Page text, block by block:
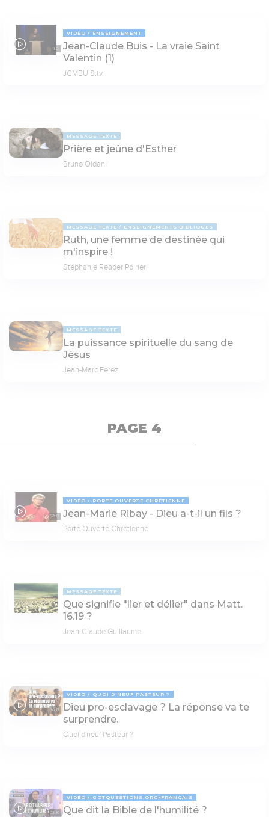
11:01
VIDÉO ENSEIGNEMENT
Jean-Claude Buis - La vraie Saint
Valentin (1)
JCMBUIS.tv
MESSAGE TEXTE
Prière et jeûne d'Esther
Bruno Oldani
MESSAGE TEXTE ENSEIGNEMENTS BIBLIQUES
Ruth, une femme de destinée qui
m'inspire !
Stéphanie Reader Poirier
MESSAGE TEXTE
La puissance spirituelle du sang de
Jésus
Jean-Marc Ferez
PAGE 4
53:17
VIDÉO PORTE OUVERTE CHRÉTIENNE
Jean-Marie Ribay - Dieu a-t-il un fils ?
Porte Ouverte Chrétienne
MESSAGE TEXTE
Que signifie "lier et délier" dans Matt.
16.19 ?
Jean-Claude Guillaume
30:13
VIDÉO QUOI D'NEUF PASTEUR ?
Dieu pro-esclavage ? La réponse va te
surprendre.
Quoi d'neuf Pasteur ?
03:10
VIDÉO GOTQUESTIONS.ORG-FRANÇAIS
Que dit la Bible de l'humilité ?